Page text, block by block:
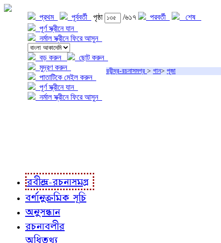
প্রথম পূর্ববর্তী পৃষ্ঠা /৬১৭ পরবর্তী
শেষ
পূর্ণ স্ক্রীনে যান
নর্মাল স্ক্রীনে ফিরে আসুন
বড় করুন
ছোট করুন
মুদ্রণ করুন
পাতাটিকে মেইল করুন
পূর্ণ স্ক্রীনে যান
নর্মাল স্ক্রীনে ফিরে আসুন
রবীন্দ্র-রচনাসমগ্র > গান> পূজা
রবীন্দ্র-রচনাসমগ্র
বর্ণানুক্রমিক সূচি
অনুসন্ধান
রচনাবলীর
অধিতথ্য